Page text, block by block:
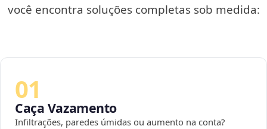
você encontra soluções completas sob medida:
01
Caça Vazamento
Infiltrações, paredes úmidas ou aumento na conta?